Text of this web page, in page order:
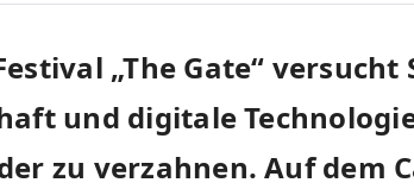
„The Gate“
und digitale
zu verzahnen. Auf dem